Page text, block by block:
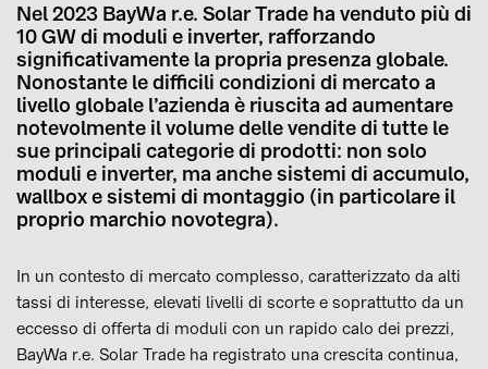
Nel 2023 BayWa r.e. Solar Trade ha venduto più di
10 GW di moduli e inverter, rafforzando
significativamente la propria presenza globale.
Nonostante le difficili condizioni di mercato a
livello globale l’azienda è riuscita ad aumentare
notevolmente il volume delle vendite di tutte le
sue principali categorie di prodotti: non solo
moduli e inverter, ma anche sistemi di accumulo,
wallbox e sistemi di montaggio (in particolare il
proprio marchio novotegra).
In un contesto di mercato complesso, caratterizzato da alti
tassi di interesse, elevati livelli di scorte e soprattutto da un
eccesso di offerta di moduli con un rapido calo dei prezzi,
BayWa r.e. Solar Trade ha registrato una crescita continua,